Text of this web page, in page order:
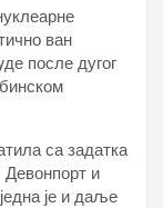
ван
после дугог
са задатка
и
је и даље